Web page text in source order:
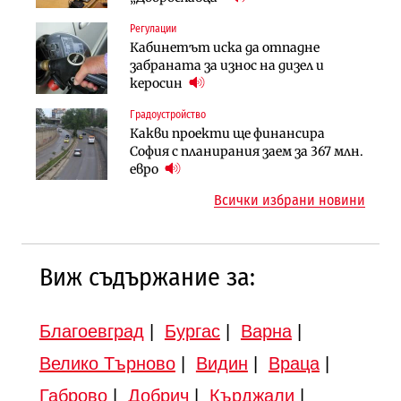
Регулации
Кабинетът иска да отпадне
забраната за износ на дизел и
керосин
Градоустройство
Какви проекти ще финансира
София с планирания заем за 367 млн.
евро
Инфраструктура
АПИ възложи промяната на
парцеларния план за
Търново
Градоустройство
Шест кандидата с интерес към
Финанси
Ипотечното кредитиране в
България продължава да се охлажда
(Графика)
Инфраструктура
Вторият мост над Варненското
езеро става част от бъдещата
магистрала „Черно море“
Всички избрани новини
Виж съдържание за:
Благоевград Бургас| Варна|
Велико Търново| Видин Враца|
Габрово| Добрич Кърджали